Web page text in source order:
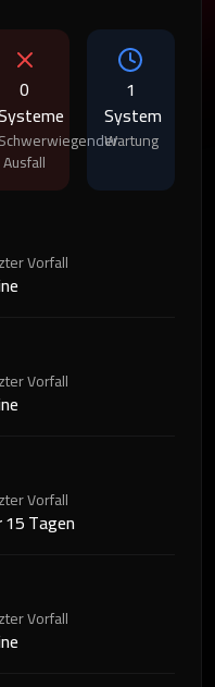
0
Schwerwiegender
Ausfall
1
System
Wartung
Vorfall
Vorfall
Vorfall
15 Tagen
Vorfall